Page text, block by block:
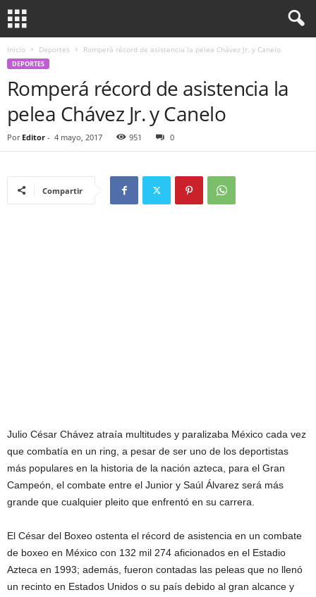
Inicio Deportes Romperá récord de asistencia la pelea Chávez Jr. y Canelo
DEPORTES
Romperá récord de asistencia la
pelea Chávez Jr. y Canelo
Por Editor - 4 mayo, 2017 951 0
Compartir
Julio César Chávez atraía multitudes y paralizaba México cada vez
que combatía en un ring, a pesar de ser uno de los deportistas
más populares en la historia de la nación azteca, para el Gran
Campeón, el combate entre el Junior y Saúl Álvarez será más
grande que cualquier pleito que enfrentó en su carrera.
El César del Boxeo ostenta el récord de asistencia en un combate
de boxeo en México con 132 mil 274 aficionados en el Estadio
Azteca en 1993; además, fueron contadas las peleas que no llenó
un recinto en Estados Unidos o su país debido al gran alcance y